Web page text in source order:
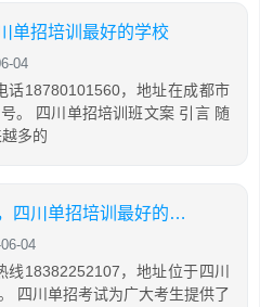
单招培训最好的学校
04
话18780101560，地址在成都市
。 四川单招培训班文案 引言 随
多的
四川单招培训班时间眉山，四川单招培训最好的学校
04
18382252107，地址位于四川
四川单招考试为广大考生提供了